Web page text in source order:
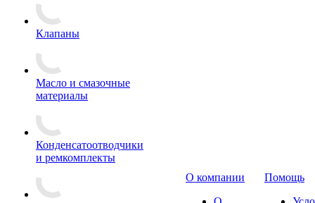
Клапаны
Масло и смазочные
материалы
Конденсатоотводчики
и ремкомплекты
О компании
Помощь